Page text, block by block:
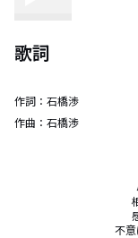
歌詞
作詞： 石橋渉
作曲： 石橋渉
不